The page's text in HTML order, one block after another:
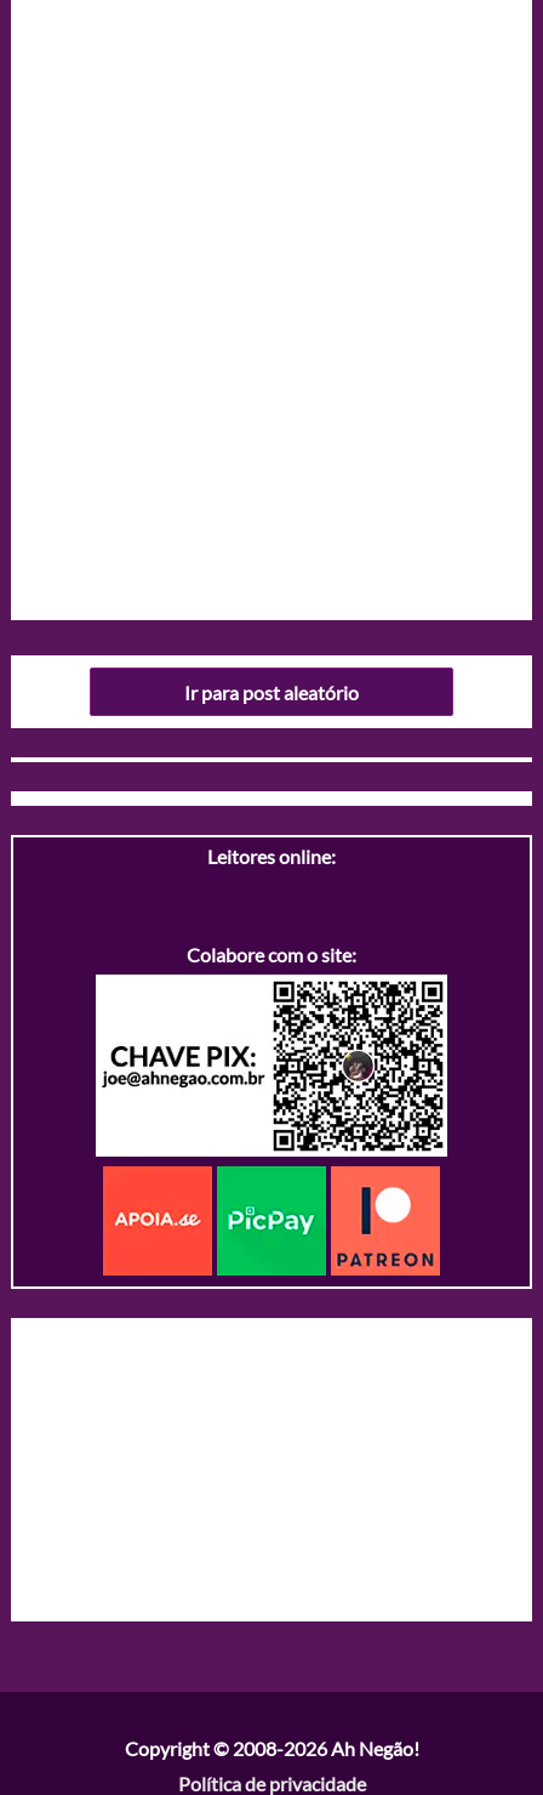
Ir para post aleatório
Leitores online:
Colabore com o site:
Copyright © 2008-2026Ah Negão!
Política de privacidade